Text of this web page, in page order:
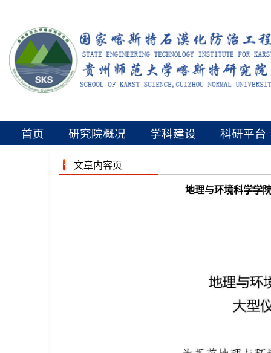
首页 研究院概况 学科建设 科研平台
文章内容页
地理与环境科学学